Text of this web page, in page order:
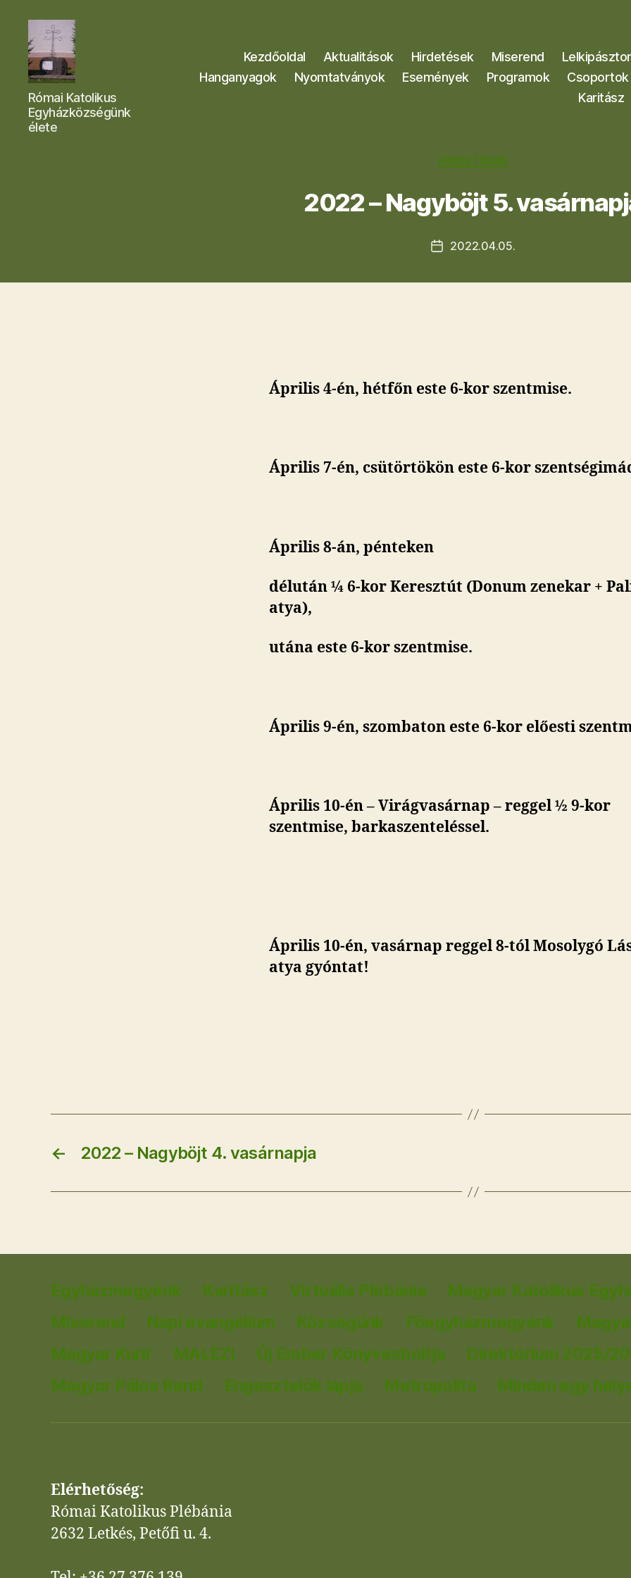
Letkési
Egyházközség
Római Katolikus
Egyházközségünk
élete
Kezdőoldal Aktualitások Hirdetések Miserend
Hanganyagok
Nyomtatványok Események Programok Csoportok
Karitász
Kategóriák
HIRDETÉSEK
2022 – Nagyböjt 5.
Bejegyzés
2022.04.05.
Április 4-én, hétfőn este 6-kor szentmise.
Április 7-én, csütörtökön este 6-kor
Április 8-án, pénteken
délután ¼ 6-kor Keresztút (Donum zenekar +
atya),
utána este 6-kor szentmise.
Április 9-én, szombaton este 6-kor előesti
Április 10-én – Virágvasárnap – reggel ½ 9-kor
szentmise, barkaszenteléssel.
Április 10-én, vasárnap reggel 8-tól Mosolygó
atya gyóntat!
← 2022 – Nagyböjt 4. vasárnapja
Egyházmegyénk Karitász Virtuális Plébánia Magyar Katolikus
Miserend
Napi evangélium Községünk Főegyházmegyénk
Magyar Kurír
MALEZI Új Ember Könyvesboltja Direktórium 2025/
Magyar Pálos Rend
Engesztelők lapja Metropolita Minden egy
Elérhetőség:
Római Katolikus Plébánia
2632 Letkés, Petőfi u. 4.